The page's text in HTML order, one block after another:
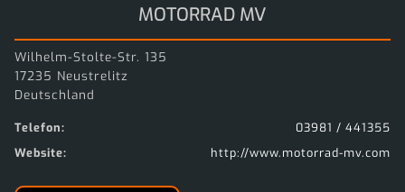
MOTORRAD MV
Wilhelm-Stolte-Str. 135
17235 Neustrelitz
Deutschland
Telefon:
03981 / 441355
Website:
http://www.motorrad-mv.com